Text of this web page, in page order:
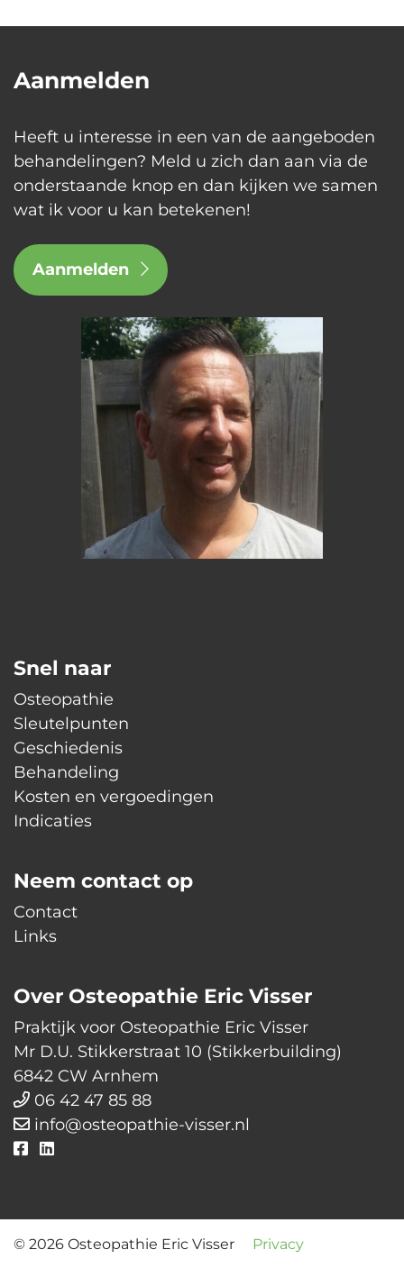
Aanmelden
Heeft u interesse in een van de aangeboden
behandelingen? Meld u zich dan aan via de
onderstaande knop en dan kijken we samen
wat ik voor u kan betekenen!
Aanmelden
Snel naar
Osteopathie
Sleutelpunten
Geschiedenis
Behandeling
Kosten en vergoedingen
Indicaties
Neem contact op
Contact
Links
Over Osteopathie Eric Visser
Praktijk voor Osteopathie Eric Visser
Mr D.U. Stikkerstraat 10 (Stikkerbuilding)
6842 CW Arnhem
06 42 47 85 88
info@osteopathie-visser.nl
© 2026 Osteopathie Eric Visser Privacy